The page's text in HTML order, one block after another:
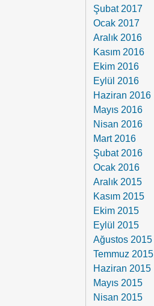
Şubat 2017
Ocak 2017
Aralık 2016
Kasım 2016
Ekim 2016
Eylül 2016
Haziran 2016
Mayıs 2016
Nisan 2016
Mart 2016
Şubat 2016
Ocak 2016
Aralık 2015
Kasım 2015
Ekim 2015
Eylül 2015
Ağustos 2015
Temmuz 2015
Haziran 2015
Mayıs 2015
Nisan 2015